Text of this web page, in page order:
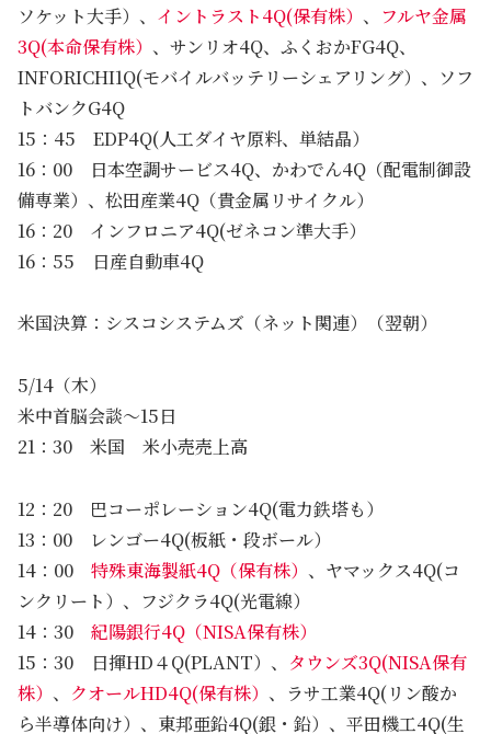
ソケット大手）、 イントラスト4Q(保有株） 、 フルヤ金属
3Q(本命保有株） 、サンリオ4Q、ふくおかFG4Q、
INFORICHI1Q(モバイルバッテリーシェアリング）、ソフ
トバンクG4Q
15：45 EDP4Q(人工ダイヤ原料、単結晶）
16：00 日本空調サービス4Q、かわでん4Q（配電制御設
備専業）、松田産業4Q（貴金属リサイクル）
16：20 インフロニア4Q(ゼネコン準大手）
16：55 日産自動車4Q
米国決算：シスコシステムズ（ネット関連）（翌朝）
5/14（木）
米中首脳会談～15日
21：30 米国 米小売売上高
12：20 巴コーポレーション4Q(電力鉄塔も）
13：00 レンゴー4Q(板紙・段ボール）
14：00 特殊東海製紙4Q（保有株） 、ヤマックス4Q(コ
ンクリート）、フジクラ4Q(光電線）
14：30 紀陽銀行4Q（NISA保有株）
15：30 日揮HD４Q(PLANT）、 タウンズ3Q(NISA保有
株） 、 クオールHD4Q(保有株） 、ラサ工業4Q(リン酸か
ら半導体向け）、東邦亜鉛4Q(銀・鉛）、平田機工4Q(生